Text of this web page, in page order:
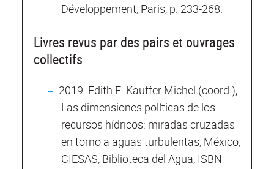
Développement, Paris, p. 233-268.
Livres revus par des pairs et ouvrages
collectifs
2019: Edith F. Kauffer Michel (coord.),
Las dimensiones políticas de los
recursos hídricos: miradas cruzadas
en torno a aguas turbulentas, México,
CIESAS, Biblioteca del Agua, ISBN